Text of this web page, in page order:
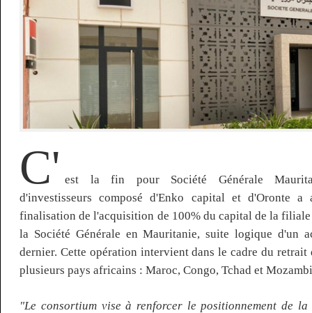
C' est la fin pour Société Générale
d'investisseurs composé d'Enko capital et d'Oronte
finalisation de l'acquisition de 100% du capital de la filiale
la Société Générale en Mauritanie, suite logique d'un
dernier. Cette opération intervient dans le cadre du retrait
plusieurs pays africains : Maroc, Congo, Tchad et
"Le consortium vise à renforcer le positionnement de la